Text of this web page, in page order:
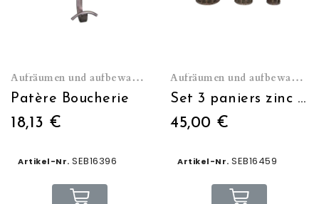
Aufräumen und aufbewahren
Patère Boucherie
18,13 €
Artikel-Nr. SEB16396
Aufräumen und aufbewahren
Set 3 paniers zinc poignée bois
45,00 €
Artikel-Nr. SEB16459